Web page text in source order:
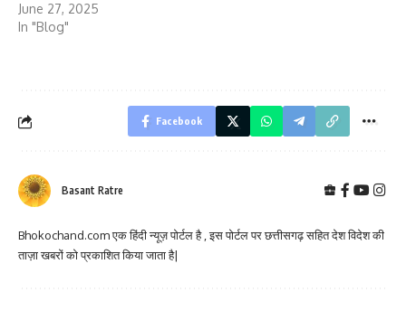
June 27, 2025
In "Blog"
Facebook
Basant Ratre
Bhokochand.com एक हिंदी न्यूज़ पोर्टल है , इस पोर्टल पर छत्तीसगढ़ सहित देश विदेश की
ताज़ा खबरों को प्रकाशित किया जाता है|